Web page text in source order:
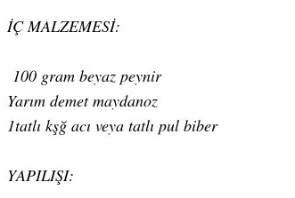
İÇ MALZEMESİ:
100 gram beyaz peynir
Yarım demet maydanoz
1tatlı kşğ acı veya tatlı pul biber
YAPILIŞI: